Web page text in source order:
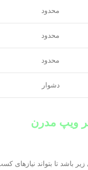
محدود
محدود
محدود
دشوار
ویپ مدرن
باشد تا بتواند نیازهای